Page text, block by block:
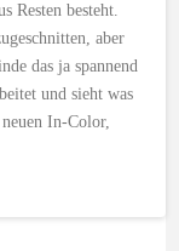
Resten besteht.
aber
das ja spannend
und sieht was
In-Color,